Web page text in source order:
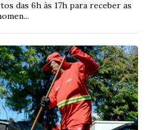
das 6h às 17h para receber as